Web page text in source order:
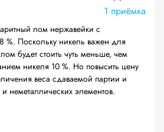
1 приёмка
лом нержавейки с
%. Поскольку никель важен для
будет стоить чуть меньше, чем
никеля 10 %. Но повысить цену
веса сдаваемой партии и
неметаллических элементов.